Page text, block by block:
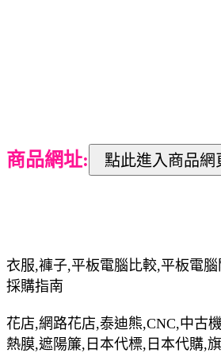
商品網址:
衣服,褲子,平板電腦比較,平板電
採購指南
花店,網路花店,泰迪熊,CNC,中古
熱膜,遮陽簾,日本代標,日本代購,